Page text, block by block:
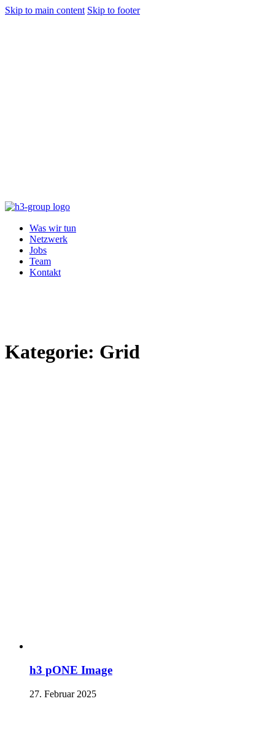
Skip to main content Skip to footer
Was wir tun
Netzwerk
Jobs
Team
Kontakt
Kategorie: Grid
h3 pONE Image
27. Februar 2025